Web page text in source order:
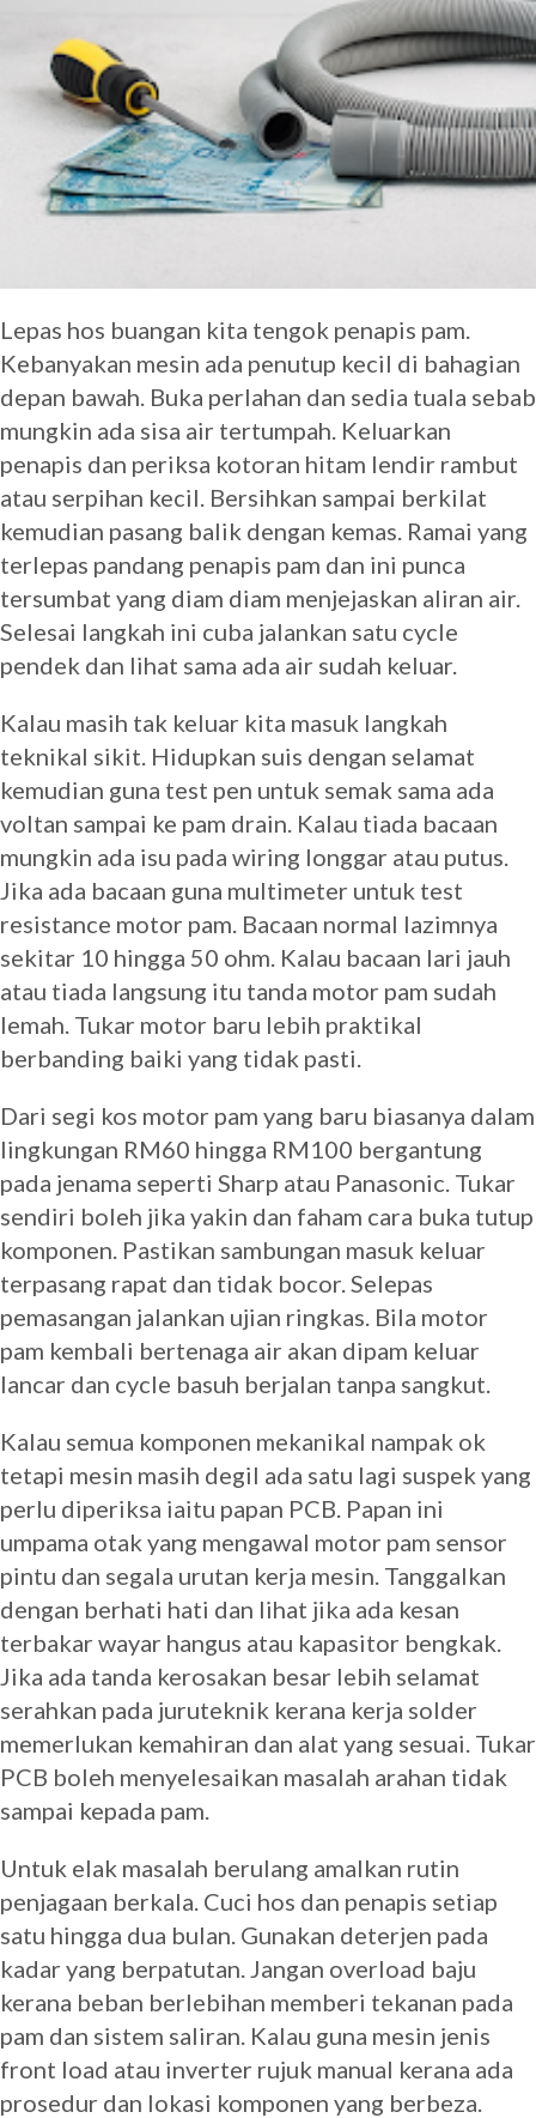
Lepas hos buangan kita tengok penapis pam.
Kebanyakan mesin ada penutup kecil di bahagian
depan bawah. Buka perlahan dan sedia tuala sebab
mungkin ada sisa air tertumpah. Keluarkan
penapis dan periksa kotoran hitam lendir rambut
atau serpihan kecil. Bersihkan sampai berkilat
kemudian pasang balik dengan kemas. Ramai yang
terlepas pandang penapis pam dan ini punca
tersumbat yang diam diam menjejaskan aliran air.
Selesai langkah ini cuba jalankan satu cycle
pendek dan lihat sama ada air sudah keluar.
Kalau masih tak keluar kita masuk langkah
teknikal sikit. Hidupkan suis dengan selamat
kemudian guna test pen untuk semak sama ada
voltan sampai ke pam drain. Kalau tiada bacaan
mungkin ada isu pada wiring longgar atau putus.
Jika ada bacaan guna multimeter untuk test
resistance motor pam. Bacaan normal lazimnya
sekitar 10 hingga 50 ohm. Kalau bacaan lari jauh
atau tiada langsung itu tanda motor pam sudah
lemah. Tukar motor baru lebih praktikal
berbanding baiki yang tidak pasti.
Dari segi kos motor pam yang baru biasanya dalam
lingkungan RM60 hingga RM100 bergantung
pada jenama seperti Sharp atau Panasonic. Tukar
sendiri boleh jika yakin dan faham cara buka tutup
komponen. Pastikan sambungan masuk keluar
terpasang rapat dan tidak bocor. Selepas
pemasangan jalankan ujian ringkas. Bila motor
pam kembali bertenaga air akan dipam keluar
lancar dan cycle basuh berjalan tanpa sangkut.
Kalau semua komponen mekanikal nampak ok
tetapi mesin masih degil ada satu lagi suspek yang
perlu diperiksa iaitu papan PCB. Papan ini
umpama otak yang mengawal motor pam sensor
pintu dan segala urutan kerja mesin. Tanggalkan
dengan berhati hati dan lihat jika ada kesan
terbakar wayar hangus atau kapasitor bengkak.
Jika ada tanda kerosakan besar lebih selamat
serahkan pada juruteknik kerana kerja solder
memerlukan kemahiran dan alat yang sesuai. Tukar
PCB boleh menyelesaikan masalah arahan tidak
sampai kepada pam.
Untuk elak masalah berulang amalkan rutin
penjagaan berkala. Cuci hos dan penapis setiap
satu hingga dua bulan. Gunakan deterjen pada
kadar yang berpatutan. Jangan overload baju
kerana beban berlebihan memberi tekanan pada
pam dan sistem saliran. Kalau guna mesin jenis
front load atau inverter rujuk manual kerana ada
prosedur dan lokasi komponen yang berbeza.